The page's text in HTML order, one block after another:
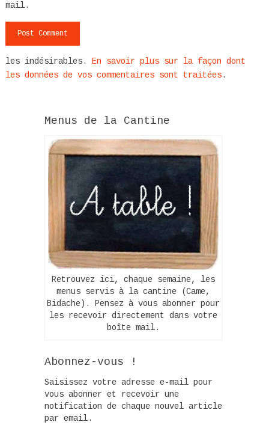
mail.
les indésirables. En savoir plus sur la façon dont
les données de vos commentaires sont traitées.
Menus de la Cantine
Retrouvez ici, chaque semaine, les
menus servis à la cantine (Came,
Bidache). Pensez à vous abonner pour
les recevoir directement dans votre
boîte mail.
Abonnez-vous !
Saisissez votre adresse e-mail pour
vous abonner et recevoir une
notification de chaque nouvel article
par email.